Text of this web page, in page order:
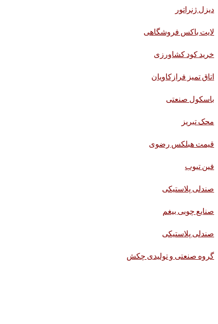
دیزل ژنراتور
لایت باکس فروشگاهی
خرید کود کشاورزی
اتاق تمیز فرازکاویان
باسکول صنعتی
محک تبریز
قیمت هبلکس رضوی
فین تیوب
صندلی پلاستیکی
صنایع چوبی بیغم
صندلی پلاستیکی
گروه صنعتی و تولیدی چکش